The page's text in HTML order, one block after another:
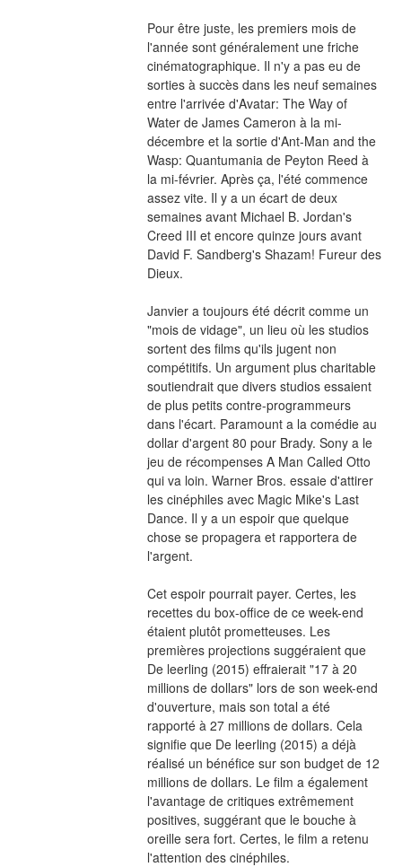
Pour être juste, les premiers mois de
l'année sont généralement une friche
cinématographique. Il n'y a pas eu de
sorties à succès dans les neuf semaines
entre l'arrivée d'Avatar: The Way of
Water de James Cameron à la mi-
décembre et la sortie d'Ant-Man and the
Wasp: Quantumania de Peyton Reed à
la mi-février. Après ça, l'été commence
assez vite. Il y a un écart de deux
semaines avant Michael B. Jordan's
Creed III et encore quinze jours avant
David F. Sandberg's Shazam! Fureur des
Dieux.
Janvier a toujours été décrit comme un
"mois de vidage", un lieu où les studios
sortent des films qu'ils jugent non
compétitifs. Un argument plus charitable
soutiendrait que divers studios essaient
de plus petits contre-programmeurs
dans l'écart. Paramount a la comédie au
dollar d'argent 80 pour Brady. Sony a le
jeu de récompenses A Man Called Otto
qui va loin. Warner Bros. essaie d'attirer
les cinéphiles avec Magic Mike's Last
Dance. Il y a un espoir que quelque
chose se propagera et rapportera de
l'argent.
Cet espoir pourrait payer. Certes, les
recettes du box-office de ce week-end
étaient plutôt prometteuses. Les
premières projections suggéraient que
De leerling (2015) effraierait "17 à 20
millions de dollars" lors de son week-end
d'ouverture, mais son total a été
rapporté à 27 millions de dollars. Cela
signifie que De leerling (2015) a déjà
réalisé un bénéfice sur son budget de 12
millions de dollars. Le film a également
l'avantage de critiques extrêmement
positives, suggérant que le bouche à
oreille sera fort. Certes, le film a retenu
l'attention des cinéphiles.